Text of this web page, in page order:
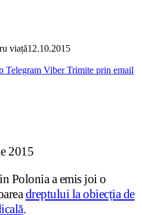
viață12.10.2015
Telegram Viber Trimite prin email
2015
Polonia a emis joi o
dreptului la obiecția de
.